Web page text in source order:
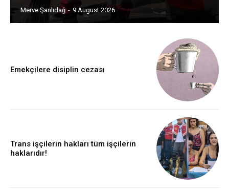
Merve Şanlıdağ - 9 August 2026
Emekçilere disiplin cezası
Trans işçilerin hakları tüm işçilerin
haklarıdır!